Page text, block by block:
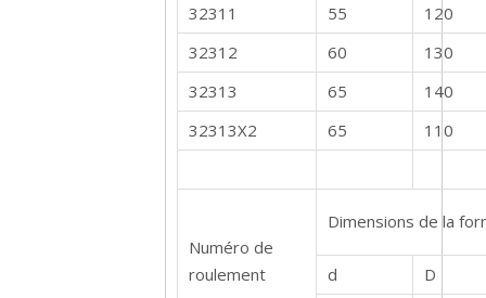
32311
55
120
32312
60
130
32313
65
140
32313X2
65 110
Numéro de
roulement
Dimensions de la
d
D